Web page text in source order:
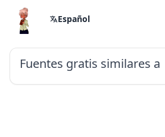
Español
Fuentes gratis similares a